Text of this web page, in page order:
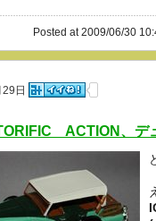
Posted at 2009/06/30
日
ACTION、デ